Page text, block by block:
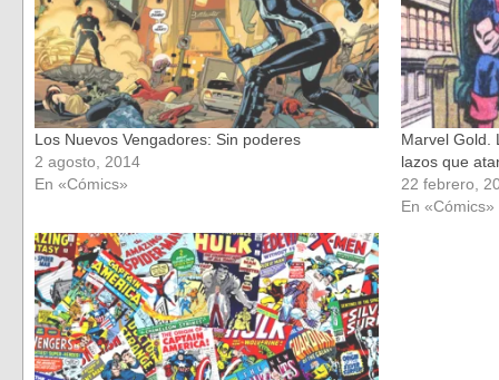
Los Nuevos Vengadores: Sin poderes
2 agosto, 2014
En «Cómics»
Marvel Gold.
lazos que
22 febrero,
En «Cómics»